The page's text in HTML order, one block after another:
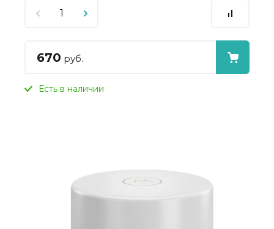
670 руб.
Есть в наличии